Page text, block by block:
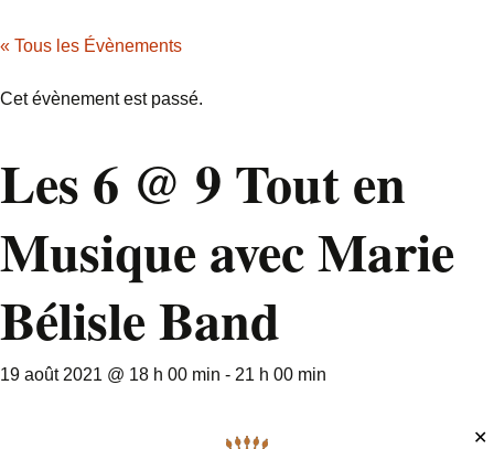
« Tous les Évènements
Cet évènement est passé.
Les 6 @ 9 Tout en
Musique avec Marie
Bélisle Band
19 août 2021 @ 18 h 00 min - 21 h 00 min
✕